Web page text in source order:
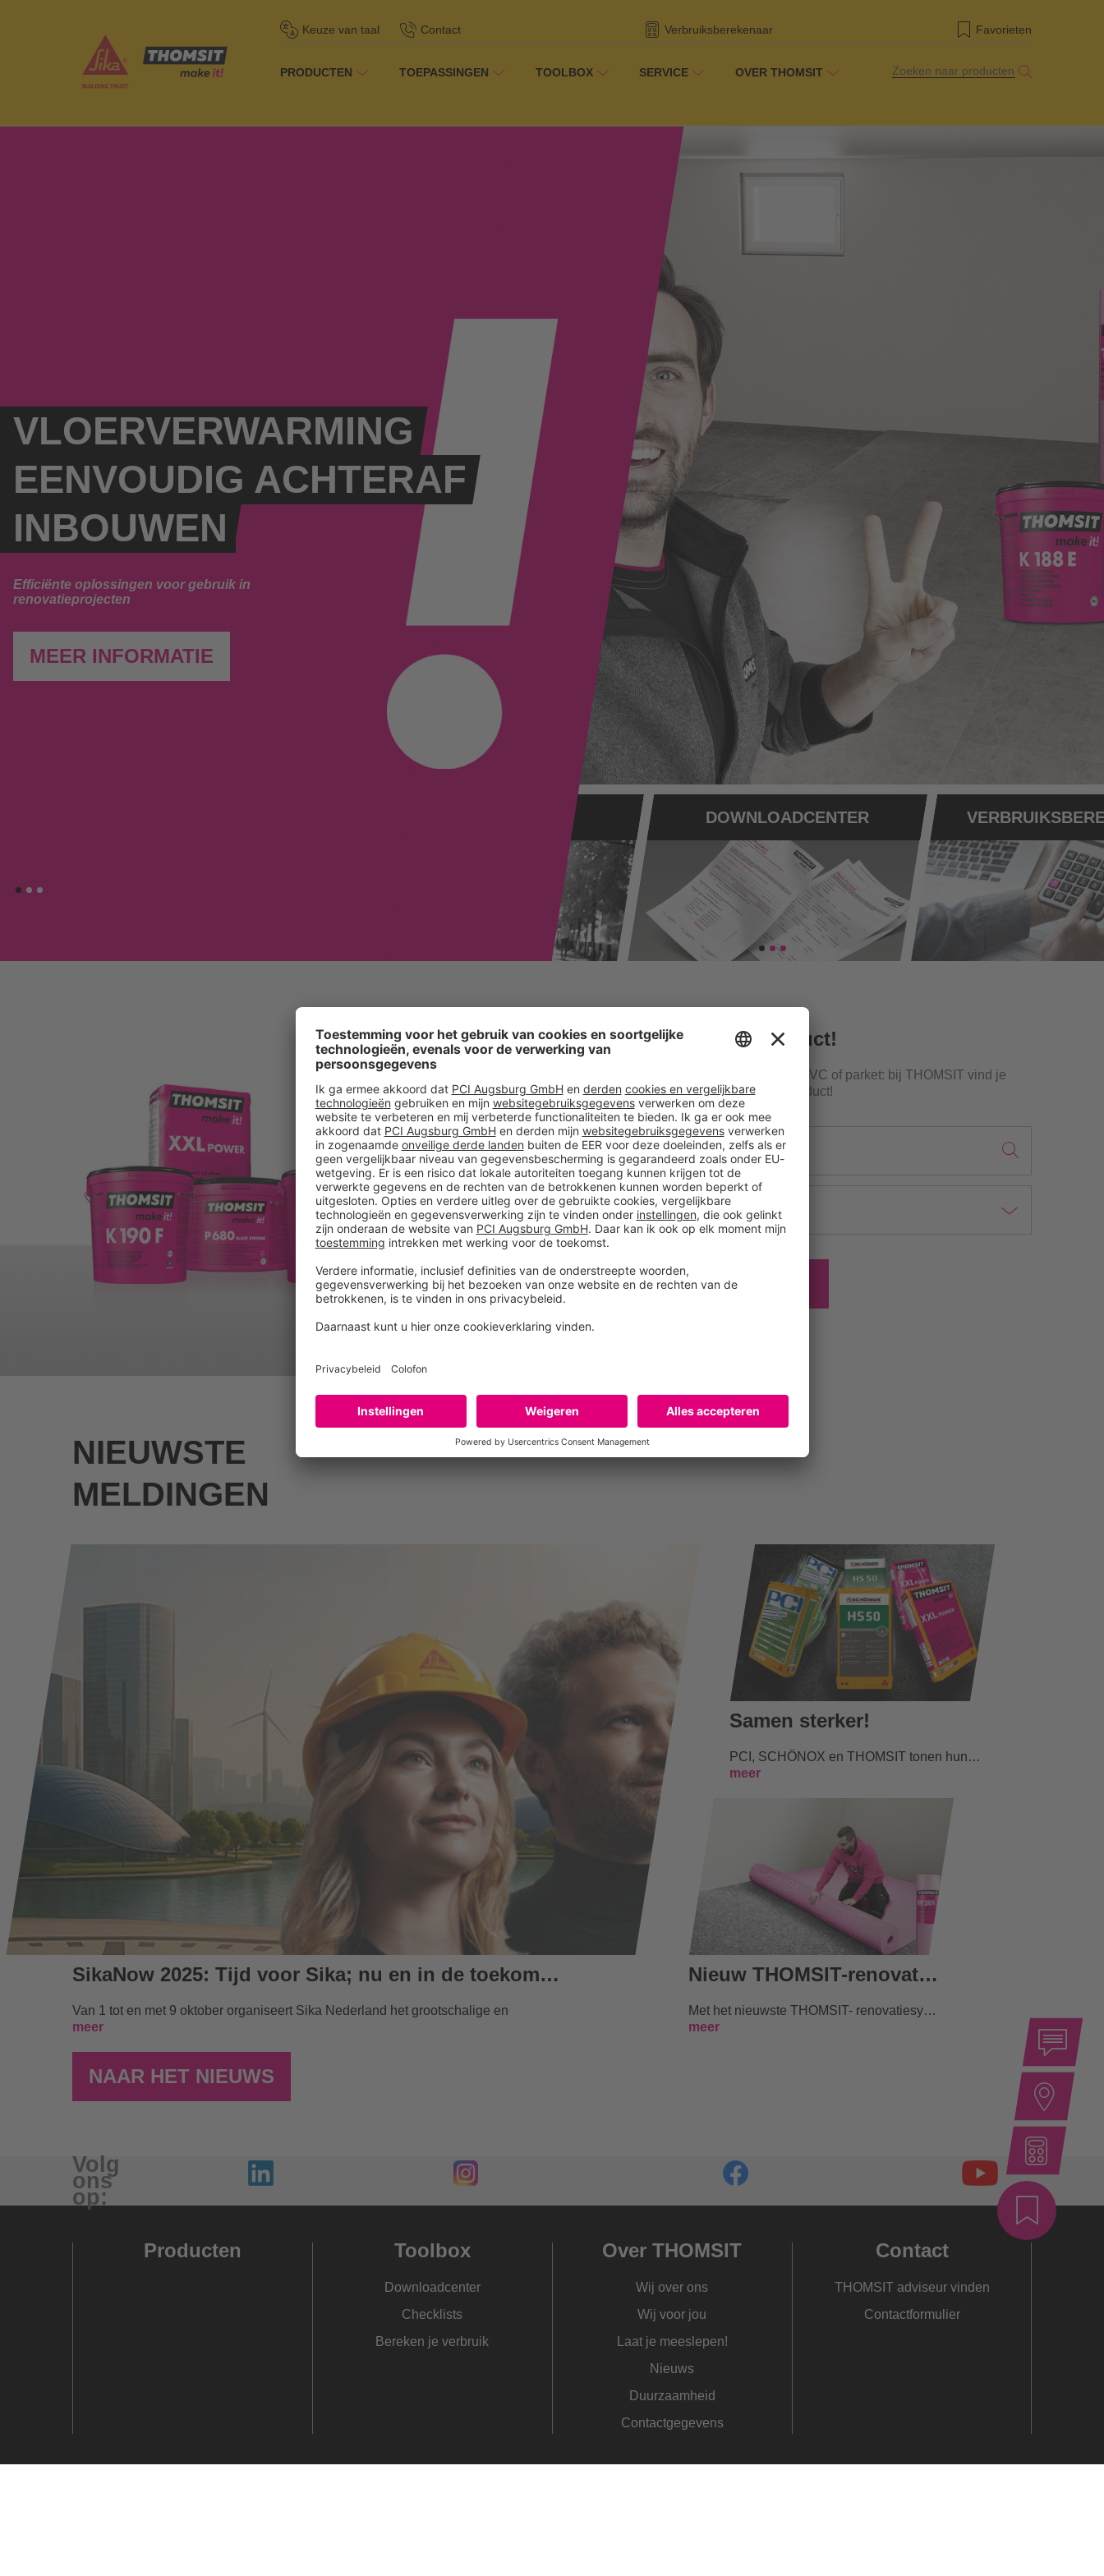
Keuze van taal Contact Verbruiksberekenaar Favorieten
PRODUCTEN TOEPASSINGEN TOOLBOX SERVICE OVER THOMSIT Zoeken naar producten
VLOERVERWARMING
EENVOUDIG ACHTERAF
INBOUWEN
Efficiënte oplossingen voor gebruik in
renovatieprojecten
MEER INFORMATIE
Vind het perfecte product!
Ondergrondvoorbereiding of lijmen, PVC of parket: bij THOMSIT vind je
voor elke toepassing het perfecte product!
Categorie
PRODUCT VINDEN
NIEUWSTE
MELDINGEN
SikaNow 2025: Tijd voor Sika; nu en in de toekomst! – hét event over innovatie, duurzaamheid en partnerschap
Van 1 tot en met 9 oktober organiseert Sika Nederland het grootschalige en
meer
Samen sterker!
PCI, SCHÖNOX en THOMSIT tonen hun verbondenheid met het overkoepelende merk Sika
meer
Nieuw THOMSIT-renovatiesysteem voor de renovatie van vloeren op blijvend vochtige ondergronden
Met het nieuwste THOMSIT- renovatiesysteem kunnen vloerconstructies die in
meer
NAAR HET NIEUWS
Volg
ons
op:
Producten Toolbox
Downloadcenter
Checklists
Bereken je verbruik
Over THOMSIT
Wij over ons
Wij voor jou
Laat je meeslepen!
Nieuws
Duurzaamheid
Contactgegevens
Contact
THOMSIT adviseur vinden
Contactformulier